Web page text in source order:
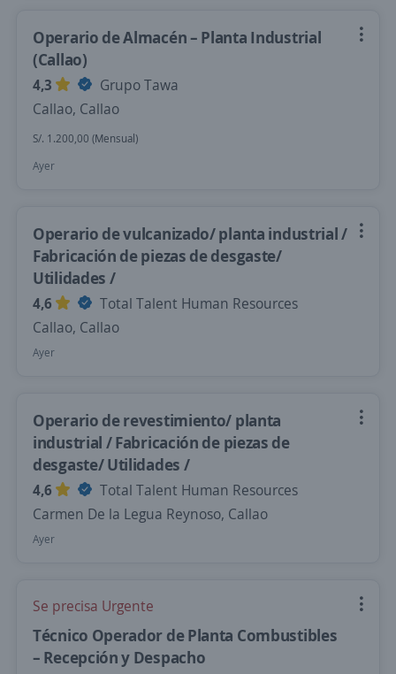
Operario de Almacén – Planta Industrial
(Callao)
4,3
Grupo Tawa
Callao, Callao
S/. 1.200,00 (Mensual)
Ayer
Operario de vulcanizado/ planta industrial /
Fabricación de piezas de desgaste/
Utilidades /
4,6
Total Talent Human Resources
Callao, Callao
Ayer
Operario de revestimiento/ planta
industrial / Fabricación de piezas de
desgaste/ Utilidades /
4,6
Total Talent Human Resources
Carmen De la Legua Reynoso, Callao
Ayer
Se precisa Urgente
Técnico Operador de Planta Combustibles
– Recepción y Despacho